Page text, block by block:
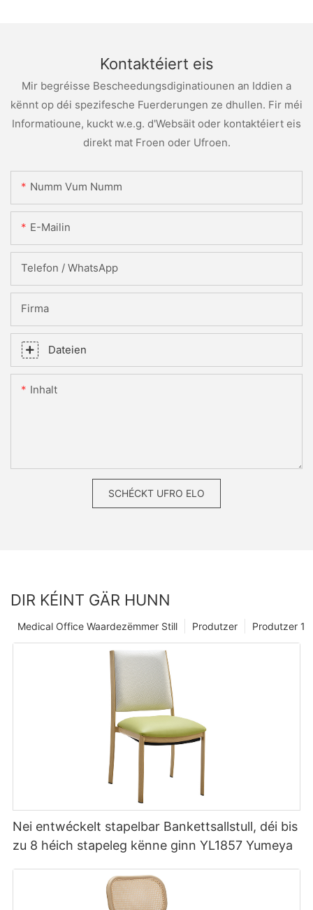
Kontaktéiert eis
Mir begréisse Bescheedungsdiginatiounen an Iddien a
kënnt op déi spezifesche Fuerderungen ze dhullen. Fir méi
Informatioune, kuckt w.e.g. d'Websäit oder kontaktéiert eis
direkt mat Froen oder Ufroen.
Numm Vum Numm
E-Mailin
Telefon / WhatsApp
Firma
Dateien
Inhalt
SCHÉCKT UFRO ELO
DIR KÉINT GÄR HUNN
Produtzer 1
Produtzer
Medical Office Waardezëmmer Still
Nei entwéckelt stapelbar Bankettsallstull, déi bis
zu 8 héich stapeleg kënne ginn YL1857 Yumeya